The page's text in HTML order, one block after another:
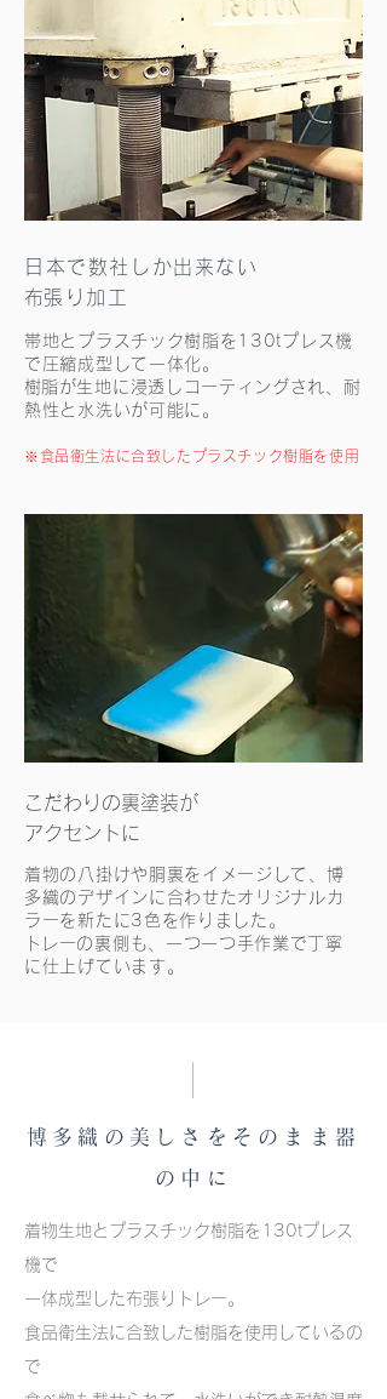
日本で数社しか出来ない
​布張り加工
帯地とプラスチック樹脂を130tプレス機
で圧縮成型して一体化。
​樹脂が生地に浸透しコーティングされ、耐
熱性と水洗いが可能に。
​※食品衛生法に合致したプラスチック樹脂を使用
こだわりの裏塗装が
​アクセントに
着物の八掛けや胴裏をイメージして、博
多織のデザインに合わせたオリジナルカ
ラーを新たに3色を作りました。
​トレーの裏側も、一つ一つ手作業で丁寧
に仕上げています。
博多織の美しさをそのまま器
の中に
着物生地とプラスチック樹脂を130tプレス
機で
一体成型した布張りトレー。
食品衛生法に合致した樹脂を使用しているの
で